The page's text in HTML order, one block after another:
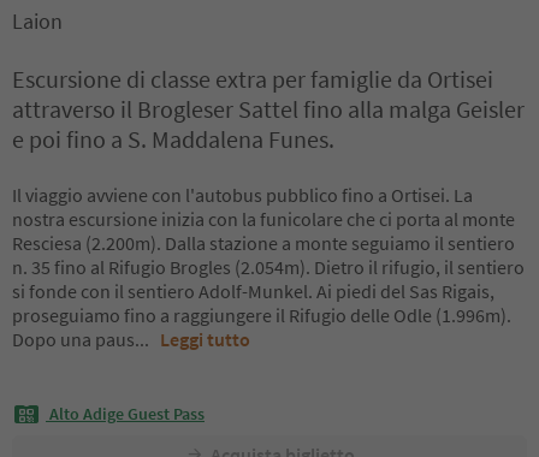
Laion
Escursione di classe extra per famiglie da Ortisei
attraverso il Brogleser Sattel fino alla malga Geisler
e poi fino a S. Maddalena Funes.
Il viaggio avviene con l'autobus pubblico fino a Ortisei. La
nostra escursione inizia con la funicolare che ci porta al monte
Resciesa (2.200m). Dalla stazione a monte seguiamo il sentiero
n. 35 fino al Rifugio Brogles (2.054m). Dietro il rifugio, il sentiero
si fonde con il sentiero Adolf-Munkel. Ai piedi del Sas Rigais,
proseguiamo fino a raggiungere il Rifugio delle Odle (1.996m).
Dopo una paus... Leggi tutto
Alto Adige Guest Pass